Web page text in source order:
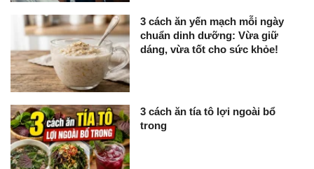
3 cách ăn yến mạch mỗi ngày
chuẩn dinh dưỡng: Vừa giữ
dáng, vừa tốt cho sức khỏe!
3 cách ăn tía tô lợi ngoài bổ
trong